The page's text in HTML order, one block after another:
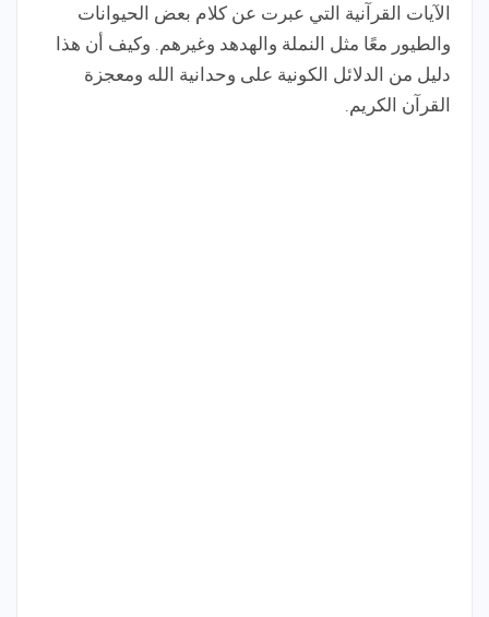
الآيات القرآنية التي عبرت عن كلام بعض الحيوانات
والطيور معًا مثل النملة والهدهد وغيرهم. وكيف أن هذا
دليل من الدلائل الكونية على وحدانية الله ومعجزة
القرآن الكريم.